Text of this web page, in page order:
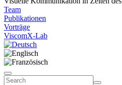
Team
Publikationen
Vorträge
ViscomX-Lab